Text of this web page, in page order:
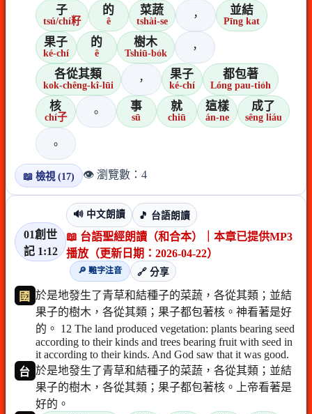
子
tsú/chí籽
的
ê
菜蔬
tshài-se ， 並結
Pīng kat
果子
ké-chí
的
ê
樹木
Tshiū-bo̍k ，
各從其類
kok-chêng-kî-lūi ， 果子
ké-chí
都包著
Lóng pau-tio̍h
核
chí子 。 事
sū
就
chiū
這樣
án-ne
成了
sêng liáu
。
📖 檢視 (17) 👁️ 瀏覽數：4
01創世
記 1:12
🔊 中文朗讀 🎵 台語朗讀
📖 台語聖經朗讀（和合本）｜本章已提供MP3
播放（更新日期：2026-04-22）
🔎 難字注音
🔗 分享
國 於是地發生了青草和結種子的菜蔬，各從其類；並結
果子的樹木，各從其類；果子都包著核。神看著是好
的。 12 The land produced vegetation: plants bearing seed
according to their kinds and trees bearing fruit with seed in
it according to their kinds. And God saw that it was good.
台 於是地發生了青草和結種子的菜蔬，各從其類；並結
果子的樹木，各從其類；果子都包著核。上帝看著是
好的。